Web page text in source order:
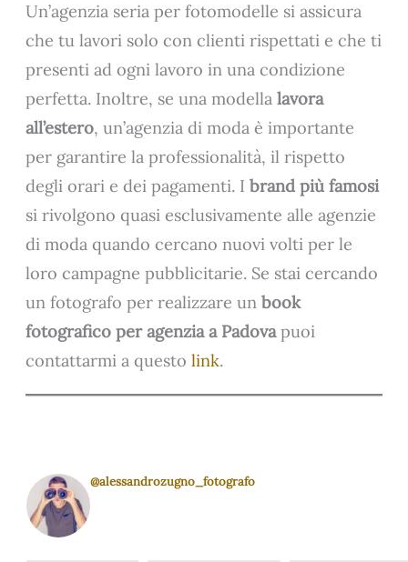
Un’agenzia seria per fotomodelle si assicura
che tu lavori solo con clienti rispettati e che ti
presenti ad ogni lavoro in una condizione
perfetta. Inoltre, se una modellalavora
all’estero, un’agenzia di moda è importante
per garantire la professionalità, il rispetto
degli orari e dei pagamenti. Ibrand più famosi
si rivolgono quasi esclusivamente alle agenzie
di moda quando cercano nuovi volti per le
loro campagne pubblicitarie. Se stai cercando
un fotografo per realizzare un book
fotografico per agenzia a Padovapuoi
contattarmi a questolink.
@alessandrozugno_fotografo